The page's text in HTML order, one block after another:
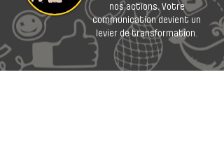
nos actions. Votre
communication devient un
levier de transformation.